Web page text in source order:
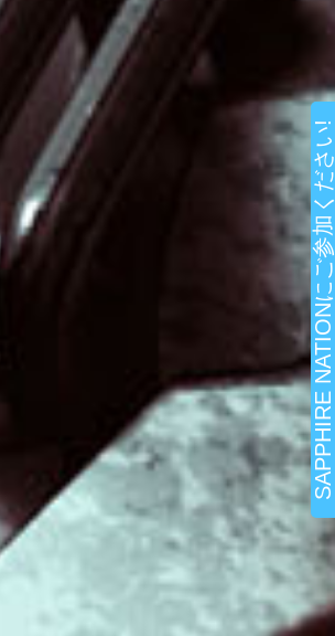
SAPPHIRE NATIONにご参加ください!